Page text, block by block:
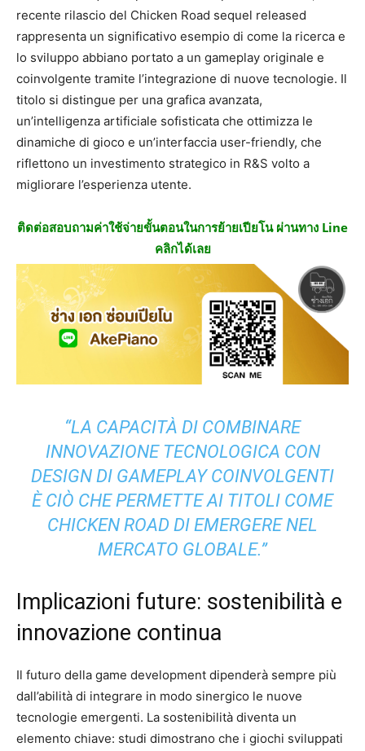
recente rilascio del Chicken Road sequel released
rappresenta un significativo esempio di come la ricerca e
lo sviluppo abbiano portato a un gameplay originale e
coinvolgente tramite l’integrazione di nuove tecnologie. Il
titolo si distingue per una grafica avanzata,
un’intelligenza artificiale sofisticata che ottimizza le
dinamiche di gioco e un’interfaccia user-friendly, che
riflettono un investimento strategico in R&S volto a
migliorare l’esperienza utente.
ติดต่อสอบถามค่าใช้จ่ายขั้นตอนในการย้ายเปียโน ผ่านทาง Line
คลิกได้เลย
“LA CAPACITÀ DI COMBINARE
INNOVAZIONE TECNOLOGICA CON
DESIGN DI GAMEPLAY COINVOLGENTI
È CIÒ CHE PERMETTE AI TITOLI COME
CHICKEN ROAD DI EMERGERE NEL
MERCATO GLOBALE.”
Implicazioni future: sostenibilità e
innovazione continua
Il futuro della game development dipenderà sempre più
dall’abilità di integrare in modo sinergico le nuove
tecnologie emergenti. La sostenibilità diventa un
elemento chiave: studi dimostrano che i giochi sviluppati